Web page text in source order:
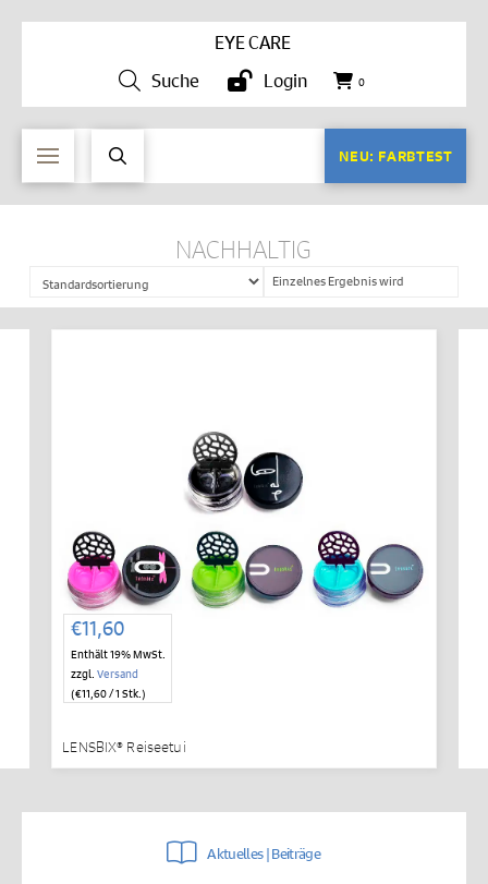
EYE CARE
Suche
Login 0
NEU: FARBTEST
NACHHALTIG
Einzelnes Ergebnis wird
angezeigt
€11,60
Enthält 19% MwSt.
zzgl. Versand
(€11,60/ 1 Stk.)
LENSBIX® Reiseetui
Aktuelles | Beiträge